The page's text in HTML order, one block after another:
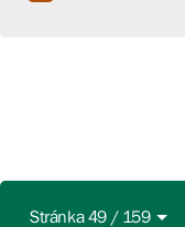
Stránka 49 / 159